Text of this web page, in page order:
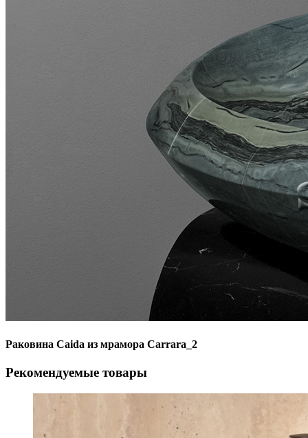
Раковина Caida из мрамора Carrara_2
Рекомендуемые товары